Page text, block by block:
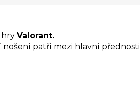
hry Valorant.
patří mezi hlavní přednosti